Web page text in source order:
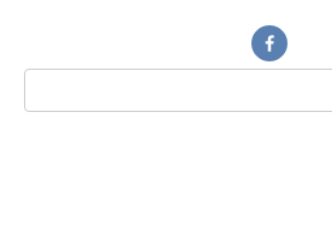
Поиск: